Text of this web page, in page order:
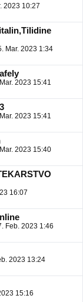
2023 10:27
Mar. 2023 1:34
2023 15:41
2023 15:41
2023 15:40
16:07
Feb. 2023 1:46
2023 13:24
15:16